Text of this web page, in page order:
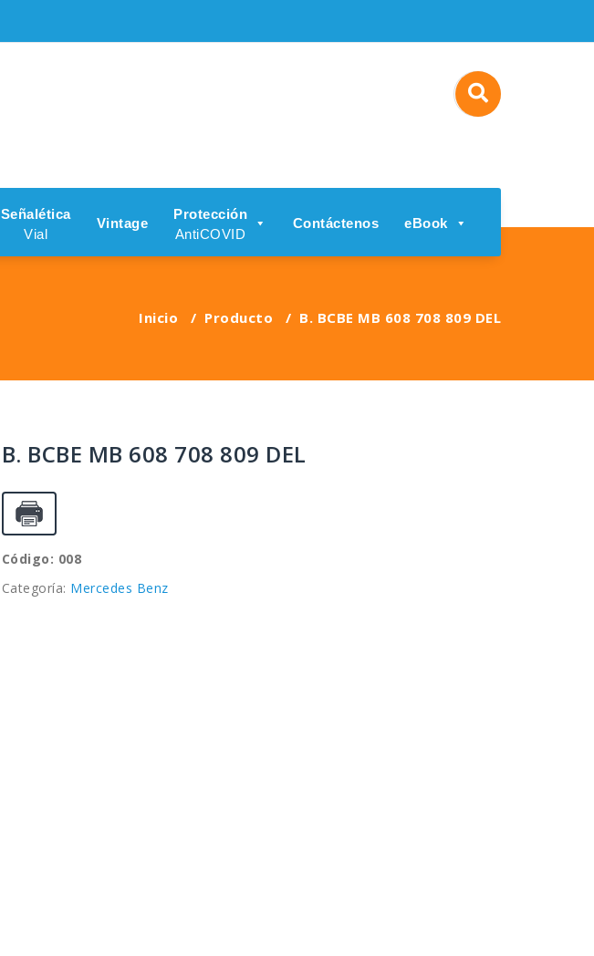
Señalética
Vial
Vintage
Protección
AntiCOVID
Contáctenos eBook
Inicio / Producto / B. BCBE MB 608 708 809 DEL
B. BCBE MB 608 708 809 DEL
Código: 008
Categoría: Mercedes Benz